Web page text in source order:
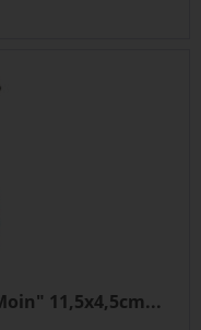
11,5x4,5cm...